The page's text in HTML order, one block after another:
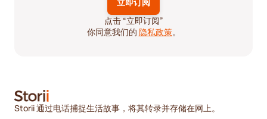
点击 “立即订阅”
你同意我们的 隐私政策。
Storii 通过电话捕捉生活故事，将其转录并存储在网上。